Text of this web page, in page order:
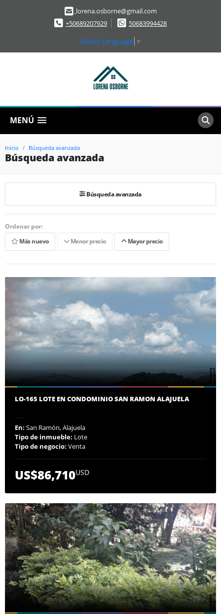
lorena.osborne@gmail.com
+50689207929
50683994428
Select Language ▼
MENÚ
Inicio Búsqueda avanzada
Búsqueda avanzada
Búsqueda avanzada
Ordenar por:
Más nuevo
Menor precio Mayor precio
LO-165 LOTE EN CONDOMINIO SAN RAMON ALAJUELA
En: San Ramón, Alajuela
Tipo de inmueble: Lote
Tipo de negocio: Venta
US$86,710USD